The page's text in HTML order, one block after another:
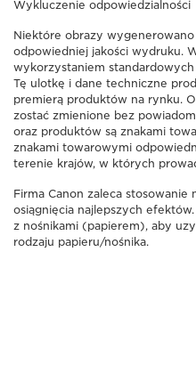
Wykluczenie odpowiedzialności
Niektóre obrazy
odpowiedniej jakości wydruku.
wykorzystaniem
Tę ulotkę i dane techniczne
premierą produktów na rynku.
zostać zmienione bez
oraz produktów są znakami
znakami towarowymi
terenie krajów, w których
Firma Canon zaleca stosowanie
osiągnięcia najlepszych
z nośnikami (papierem), aby
rodzaju papieru/nośnika.